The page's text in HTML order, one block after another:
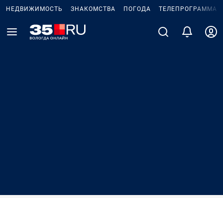
НЕДВИЖИМОСТЬ ЗНАКОМСТВА ПОГОДА ТЕЛЕПРОГРАММА